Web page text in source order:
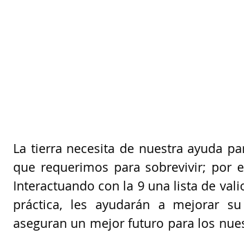
La tierra necesita de nuestra ayuda
que requerimos para sobrevivir; por
Interactuando con la 9 una lista de
práctica, les ayudarán a mejorar
aseguran un mejor futuro para los